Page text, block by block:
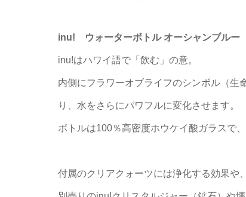
inu! ウォーターボトル オーシャンブルー
inu!はハワイ語で「飲む」の意。
内側にフラワーオブライフのシンボル（生
り、水をさらにパワフルに変化させます。
ボトルは100％高密度ホウケイ酸ガラスで
付属のクリアクォーツには浄化する効果や